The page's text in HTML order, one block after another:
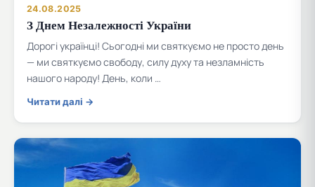
24.08.2025
З Днем Незалежності України
Дорогі українці! Сьогодні ми святкуємо не просто день
— ми святкуємо свободу, силу духу та незламність
нашого народу! День, коли …
Читати далі →